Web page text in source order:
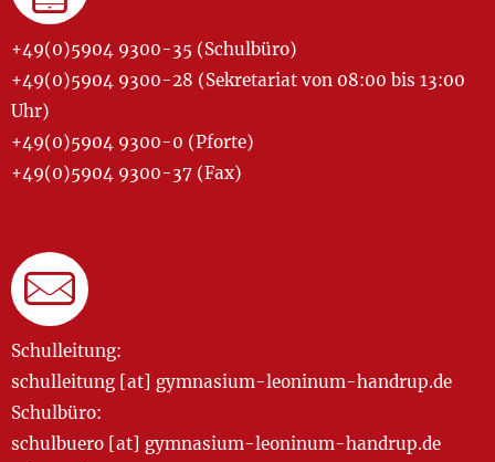
+49(0)5904 9300-35 (Schulbüro)
+49(0)5904 9300-28 (Sekretariat von 08:00 bis 13:00
Uhr)
+49(0)5904 9300-0 (Pforte)
+49(0)5904 9300-37 (Fax)
Schulleitung:
schulleitung [at] gymnasium-leoninum-handrup.de
Schulbüro:
schulbuero [at] gymnasium-leoninum-handrup.de